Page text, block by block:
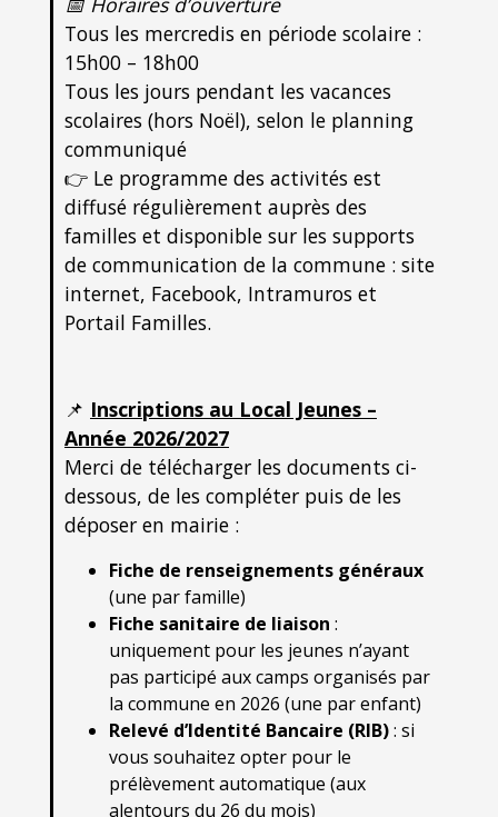
Tous les mercredis en période scolaire :
15h00 – 18h00
Tous les jours pendant les vacances
scolaires (hors Noël), selon le planning
communiqué
👉 Le programme des activités est
diffusé régulièrement auprès des
familles et disponible sur les supports
de communication de la commune : site
internet, Facebook, Intramuros et
Portail Familles.
📌 Inscriptions au Local Jeunes –
Année 2026/2027
Merci de télécharger les documents ci-
dessous, de les compléter puis de les
déposer en mairie :
Fiche de renseignements généraux
(une par famille)
Fiche sanitaire de liaison :
uniquement pour les jeunes n’ayant
pas participé aux camps organisés par
la commune en 2026 (une par enfant)
Relevé d’Identité Bancaire (RIB): si
vous souhaitez opter pour le
prélèvement automatique (aux
alentours du 26 du mois)